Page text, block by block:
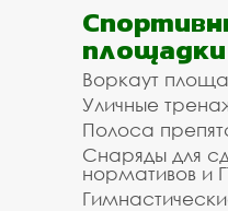
площадки
Воркаут
Уличные
Полоса
Снаряды для
нормативов и